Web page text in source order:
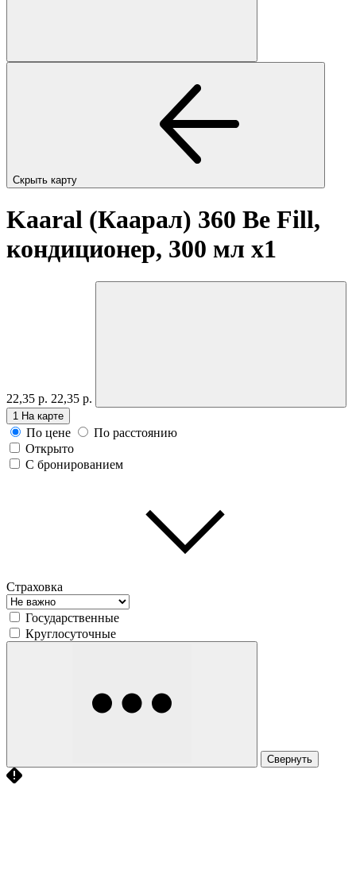
Скрыть карту
Kaaral (Каарал) 360 Be Fill,
кондиционер, 300 мл x1
22,35 р. 22,35 р.
1 На карте
По цене
По расстоянию
Открыто
С бронированием
Страховка
Государственные
Круглосуточные
Свернуть